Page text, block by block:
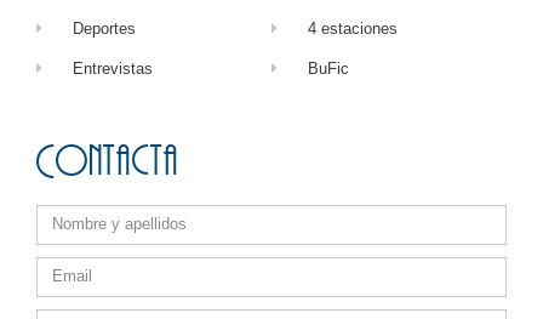
Deportes
Entrevistas
4 estaciones
BuFic
Contacta